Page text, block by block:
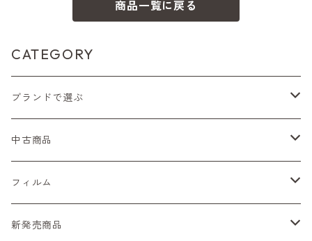
商品一覧に戻る
CATEGORY
ブランドで選ぶ
Nikon（ニコン）
Sシリーズ
Fシリーズ（一桁＋F100）
Canon（キヤノン）
レンジファインダー（7、P）
PENTAX（ペンタックス）
中古商品
フィルムカメラ
一眼レフカメラ（マニュアルフォーカス）
デジタルカメラ
フィルム
レンズ付きフィルム
新発売商品